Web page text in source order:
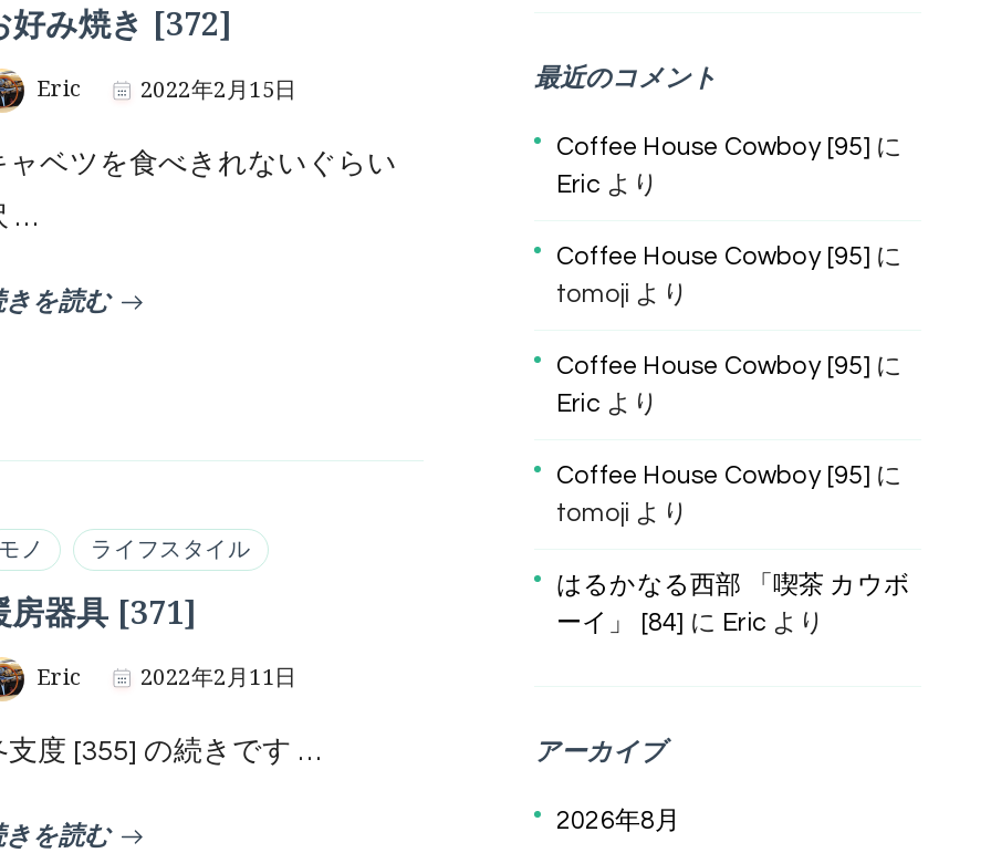
好み焼き [372]
Eric 2022年2月15日
ャベツを食べきれないぐらい
…
を読む
ノ ライフスタイル
房器具 [371]
Eric 2022年2月11日
支度 [355] の続きです …
を読む
最近のコメント
Coffee House Cowboy [95] に
Eric より
Coffee House Cowboy [95] に
tomoji より
Coffee House Cowboy [95] に
Eric より
Coffee House Cowboy [95] に
tomoji より
はるかなる西部 「喫茶 カウボ
ーイ」 [84] に Eric より
アーカイブ
2026年8月